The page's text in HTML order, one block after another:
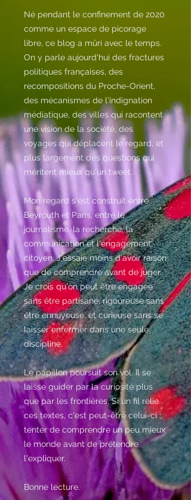
Né pendant le confinement de 2020
comme un espace de picorage
libre, ce blog a mûri avec le temps.
On y parle aujourd'hui des fractures
politiques françaises, des
recompositions du Proche-Orient,
des mécanismes de l'indignation
médiatique, des villes qui racontent
une vision de la société, des
voyages qui déplacent le regard, et
plus largement des questions qui
méritent mieux qu'un tweet.
Mon regard s'est construit entre
Beyrouth et Paris, entre le
journalisme, la recherche, la
communication et l'engagement
citoyen. J'essaie moins d'avoir raison
que de comprendre avant de juger.
Je crois qu'on peut être engagée
sans être partisane, rigoureuse sans
être ennuyeuse, et curieuse sans se
laisser enfermer dans une seule
discipline.
Le papillon poursuit son vol. Il se
laisse guider par la curiosité plus
que par les frontières. Si un fil relie
ces textes, c'est peut-être celui-ci :
tenter de comprendre un peu mieux
le monde avant de prétendre
l'expliquer.
Bonne lecture.